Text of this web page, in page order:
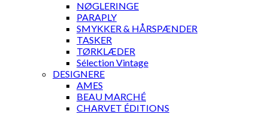
NØGLERINGE
PARAPLY
SMYKKER & HÅRSPÆNDER
TASKER
TØRKLÆDER
Sélection Vintage
DESIGNERE
AMES
BEAU MARCHÉ
CHARVET ÉDITIONS